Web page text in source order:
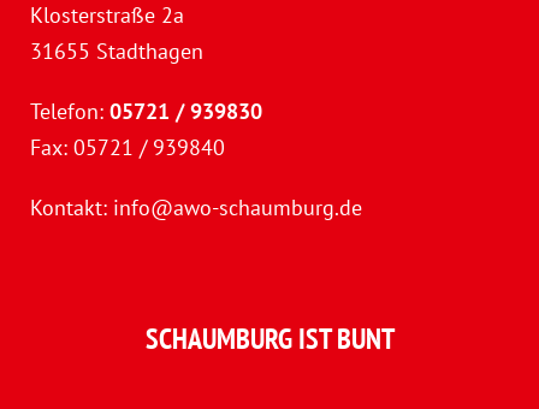
Klosterstraße 2a
31655 Stadthagen
Telefon: 05721 / 939830
Fax: 05721 / 939840
Kontakt: info@awo-schaumburg.de
SCHAUMBURG IST BUNT